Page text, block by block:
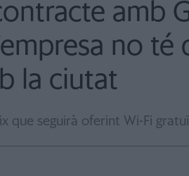
amb
no té
la ciutat
que seguirà oferint Wi-Fi